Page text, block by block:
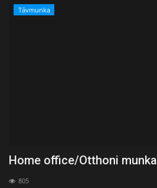
Távmunka
Home office/Otthoni munka
805